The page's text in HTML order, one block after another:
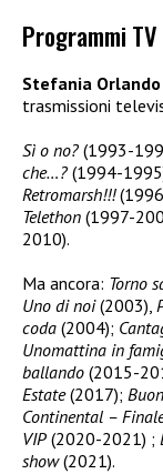
Programmi TV
Stefania Orlando
trasmissioni
Sì o no? (1993-
che…? (1994-
Retromarsh!!!
Telethon (1997-
2010).
Ma ancora: Torno
Uno di noi(2003),
coda (2004);
Unomattina in
ballando (2015-
Estate(2017);
Continental –
VIP (2020-2021) ;
show(2021).